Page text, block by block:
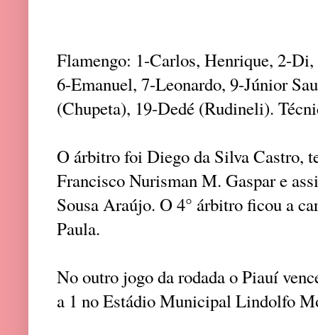
Flamengo: 1-Carlos, Henrique, 2-
6-Emanuel, 7-Leonardo, 9-Júnior
(Chupeta), 19-Dedé (Rudineli).
O árbitro foi Diego da Silva Castro,
Francisco Nurisman M. Gaspar e
Sousa Araújo. O 4° árbitro ficou a
Paula.
No outro jogo da rodada o Piauí
a 1 no Estádio Municipal Lindolfo